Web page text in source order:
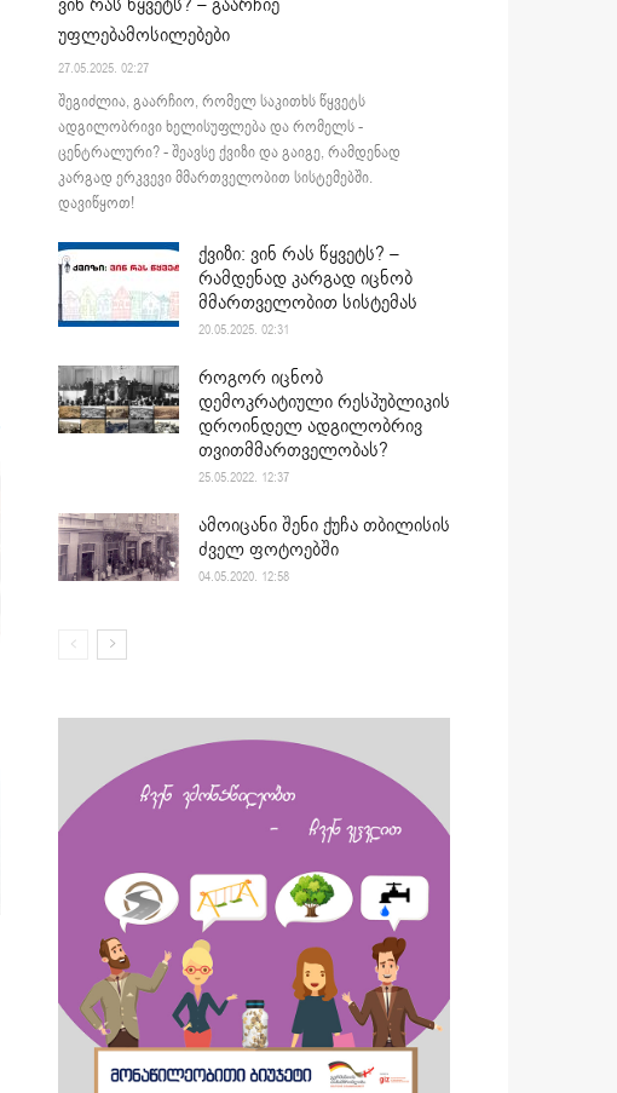
ვინ რას წყვეტს? – გაარჩიე
უფლებამოსილებები
27.05.2025. 02:27
შეგიძლია, გაარჩიო, რომელ საკითხს წყვეტს
ადგილობრივი ხელისუფლება და რომელს -
ცენტრალური? - შეავსე ქვიზი და გაიგე, რამდენად
კარგად ერკვევი მმართველობით სისტემებში.
დავიწყოთ!
ქვიზი: ვინ რას წყვეტს? –
რამდენად კარგად იცნობ
მმართველობით სისტემას
20.05.2025. 02:31
როგორ იცნობ
დემოკრატიული რესპუბლიკის
დროინდელ ადგილობრივ
თვითმმართველობას?
25.05.2022. 12:37
ამოიცანი შენი ქუჩა თბილისის
ძველ ფოტოებში
04.05.2020. 12:58